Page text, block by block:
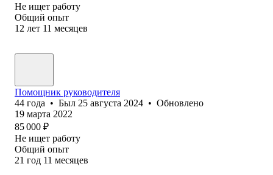
Не ищет работу
Общий опыт
12 лет 11 месяцев
Помощник руководителя
44 года • Был 25 августа 2024 • Обновлено
19 марта 2022
85 000 ₽
Не ищет работу
Общий опыт
21 год 11 месяцев